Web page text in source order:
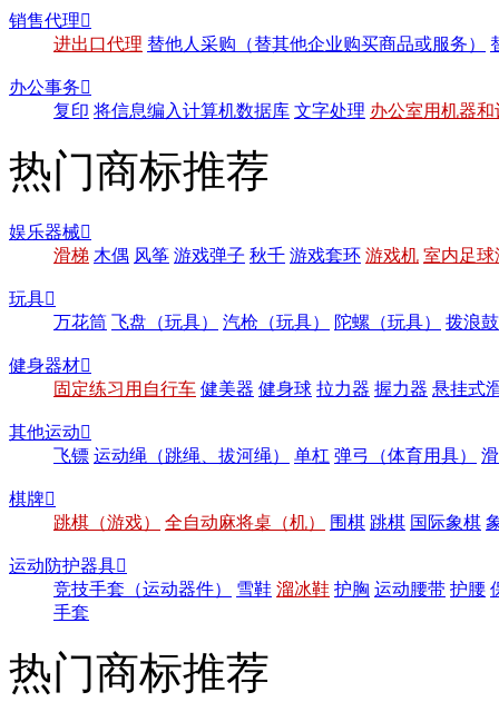
销售代理
进出口代理 替他人采购（替其他企业购买商品或服务）
办公事务
复印 将信息编入计算机数据库 文字处理 办公室用机器
热门商标推荐
娱乐器械
滑梯 木偶 风筝 游戏弹子 秋千 游戏套环 游戏机 室内足球
玩具
万花筒 飞盘（玩具） 汽枪（玩具） 陀螺（玩具） 拨浪
健身器材
固定练习用自行车 健美器 健身球 拉力器 握力器 悬挂式
其他运动
飞镖 运动绳（跳绳、拔河绳） 单杠 弹弓（体育用具）
棋牌
跳棋（游戏）
全自动麻将桌（机） 围棋 跳棋 国际象棋
运动防护器具
竞技手套（运动器件）
雪鞋 溜冰鞋 护胸 运动腰带 护腰
手套
热门商标推荐